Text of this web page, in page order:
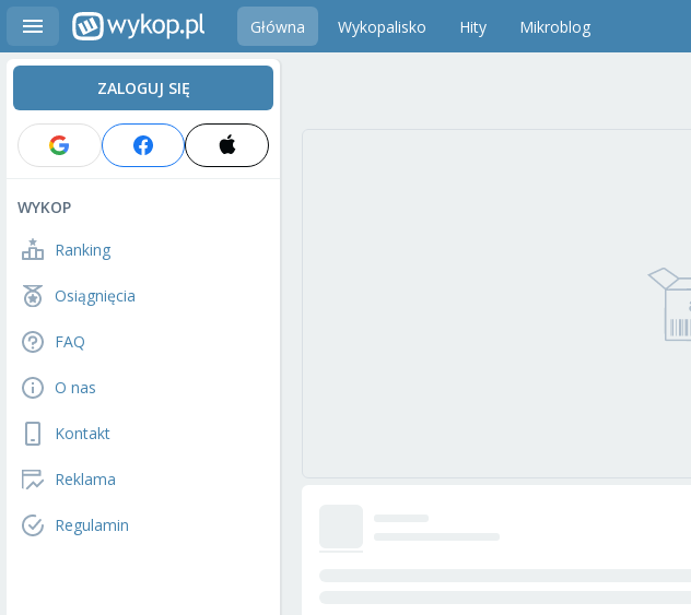
Główna Wykopalisko Hity Mikroblog
ZALOGUJ SIĘ
WYKOP
Ranking
Osiągnięcia
FAQ
O nas
Kontakt
Reklama
Regulamin